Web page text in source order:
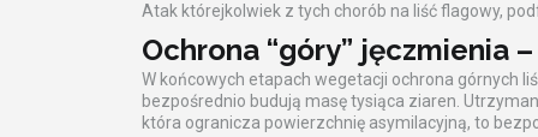
Atak którejkolwiek z tych chorób na liść flagowy,
Ochrona “góry” jęczmienia
W końcowych etapach wegetacji ochrona górnych
bezpośrednio budują masę tysiąca ziaren.
która ogranicza powierzchnię asymilacyjną, to